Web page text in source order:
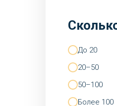
До 20
20–50
50–100
Более 100